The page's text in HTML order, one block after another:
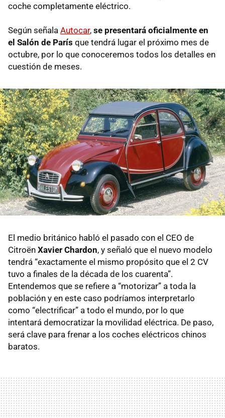
coche completamente eléctrico.
Según señala Autocar, se presentará oficialmente en
el Salón de París que tendrá lugar el próximo mes de
octubre, por lo que conoceremos todos los detalles en
cuestión de meses.
El medio británico habló el pasado con el CEO de
Citroën Xavier Chardon, y señaló que el nuevo modelo
tendrá “exactamente el mismo propósito que el 2 CV
tuvo a finales de la década de los cuarenta”.
Entendemos que se refiere a “motorizar” a toda la
población y en este caso podríamos interpretarlo
como “electrificar” a todo el mundo, por lo que
intentará democratizar la movilidad eléctrica. De paso,
será clave para frenar a los coches eléctricos chinos
baratos.